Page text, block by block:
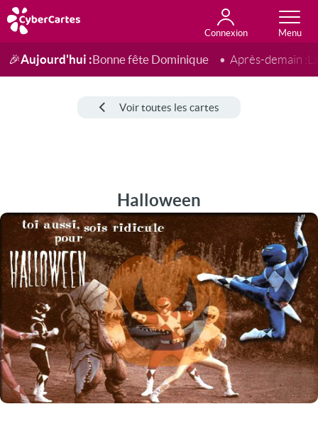
Connexion
Anniversaire
Fête du jour
Amour
Amitié
Merci
Toutes les cartes
🎉Aujourd'hui :Bonne fête Dominique Après-demain :
Voir toutes les cartes
Halloween